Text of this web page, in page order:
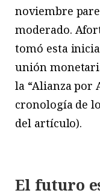
noviembre
moderado.
tomó esta
unión
la “Alianza por
cronología de
del artículo).
El futuro